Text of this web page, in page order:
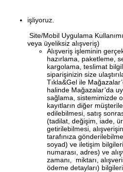
işliyoruz.
Site/Mobil Uygulama
veya üyeliksiz alışveriş)
Alışveriş işleminin
hazırlama, paketleme,
kargolama, teslimat
siparişinizin size
Tıkla&Gel ile
halinde Mağazalar’da
sağlama, sistemimizde
kayıtların diğer
edilebilmesi, satış
(tadilat, değişim, iade,
getirilebilmesi,
tarafınıza
soyad) ve iletişim
numarası, adres) ve
zamanı, miktarı,
ödeme detayları)